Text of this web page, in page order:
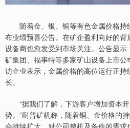
随着金、银、铜等有色金属价格持
布业绩预喜公告。在矿企盈利向好的背
设备商也愈发受到市场关注。公告显
矿集团、福事特等多家矿山设备上市
访企业表示，金属价格的高位运行正
长。
“据我们了解，下游客户增加资本开
势。”耐普矿机称，随着铜、金价格的